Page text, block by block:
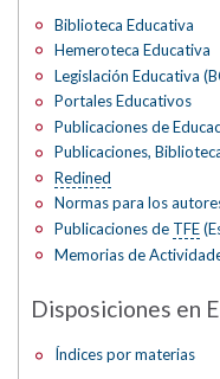
Biblioteca Educativa
Hemeroteca Educativa
Legislación Educativa
Portales Educativos
Publicaciones de
Publicaciones,
Redined
Normas para los
Publicaciones de TFE
Memorias de
Disposiciones en
Índices por materias